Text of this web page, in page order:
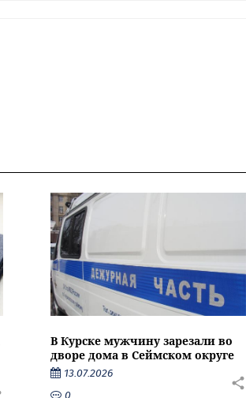
В Курске мужчину зарезали во
дворе дома в Сеймском округе
13.07.2026
0